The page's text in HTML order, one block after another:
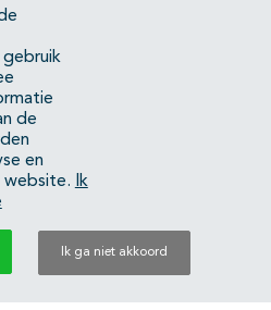
40483480
gebruik
de
en
website.
Ik
Ik ga niet akkoord